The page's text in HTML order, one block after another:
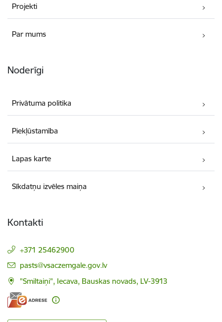
Projekti
Par mums
Noderīgi
Privātuma politika
Piekļūstamība
Lapas karte
Sīkdatņu izvēles maiņa
Kontakti
+371 25462900
E-pasts:
pasts@vsaczemgale.gov.lv
"Smiltaiņi", Iecava, Bauskas novads, LV-3913